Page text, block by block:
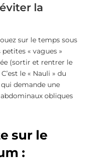
la
sur le temps sous
« vagues »
(sortir et rentrer le
le « Nauli » du
demande une
obliques
sur le
: